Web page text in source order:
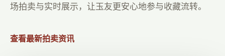
场拍卖与实时展示，让玉友更安心地参与收藏流转。
查看最新拍卖资讯